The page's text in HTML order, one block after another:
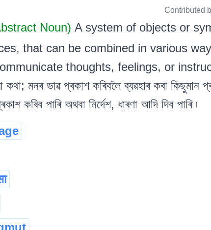
Contributed
Noun) A system of objects or
that can be combined in various
thoughts, feelings, or
মনৰ ভাৱ প্ৰকাশ কৰিবলৈ ব্যৱহাৰ কৰা কিছুমান
কৰিব পাৰি অথবা নিৰ্দেশ, ধাৰণা আদি দিব পাৰি ৷